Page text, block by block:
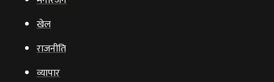
खेल
राजनीति
व्‍यापार